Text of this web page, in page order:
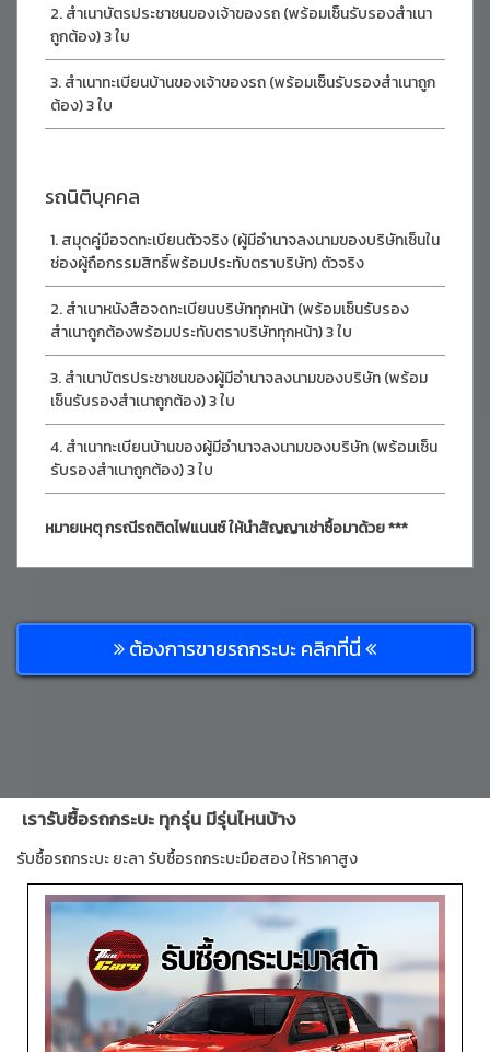
สำเนาบัตรประชาชนของเจ้าของรถ (พร้อมเซ็นรับรองสำเนา
ถูกต้อง) 3 ใบ
สำเนาทะเบียนบ้านของเจ้าของรถ (พร้อมเซ็นรับรองสำเนาถูก
ต้อง) 3 ใบ
รถนิติบุคคล
สมุดคู่มือจดทะเบียนตัวจริง (ผู้มีอำนาจลงนามของบริษัทเซ็นใน
ช่องผู้ถือกรรมสิทธิ์พร้อมประทับตราบริษัท) ตัวจริง
สำเนาหนังสือจดทะเบียนบริษัททุกหน้า (พร้อมเซ็นรับรอง
สำเนาถูกต้องพร้อมประทับตราบริษัททุกหน้า) 3 ใบ
สำเนาบัตรประชาชนของผู้มีอำนาจลงนามของบริษัท (พร้อม
เซ็นรับรองสำเนาถูกต้อง) 3 ใบ
สำเนาทะเบียนบ้านของผู้มีอำนาจลงนามของบริษัท (พร้อมเซ็น
รับรองสำเนาถูกต้อง) 3 ใบ
หมายเหตุ กรณีรถติดไฟแนนซ์ ให้นำสัญญาเช่าซื้อมาด้วย ***
ต้องการขายรถกระบะ คลิกที่นี่
เรารับซื้อรถกระบะ ทุกรุ่น มีรุ่นไหนบ้าง
รับซื้อรถกระบะ ยะลา รับซื้อรถกระบะมือสอง ให้ราคาสูง